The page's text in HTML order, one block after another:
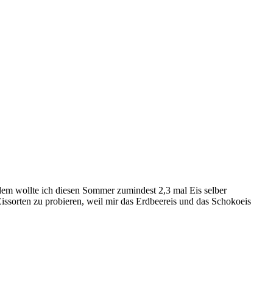
wollte ich diesen Sommer zumindest 2,3 mal Eis selber
zu probieren, weil mir das Erdbeereis und das Schokoeis